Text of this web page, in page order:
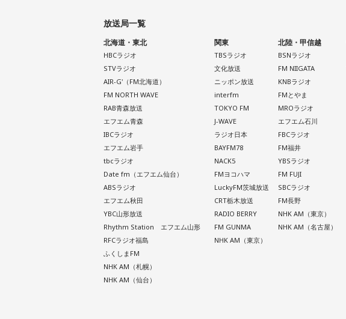
放送局一覧
北海道・東北
HBCラジオ
STVラジオ
AIR-G'（FM北海道）
FM NORTH WAVE
RAB青森放送
エフエム青森
IBCラジオ
エフエム岩手
tbcラジオ
Date fm（エフエム仙台）
ABSラジオ
エフエム秋田
YBC山形放送
Rhythm Station エフエム山形
RFCラジオ福島
ふくしまFM
NHK AM（札幌）
NHK AM（仙台）
関東
TBSラジオ
文化放送
ニッポン放送
interfm
TOKYO FM
J-WAVE
ラジオ日本
BAYFM78
NACK5
FMヨコハマ
LuckyFM茨城放送
CRT栃木放送
RADIO BERRY
FM GUNMA
NHK AM（東京）
北陸・甲信越
BSNラジオ
FM NIIGATA
KNBラジオ
FMとやま
MROラジオ
エフエム石川
FBCラジオ
FM福井
YBSラジオ
FM FUJI
SBCラジオ
FM長野
NHK AM（東京）
NHK AM（名古屋）